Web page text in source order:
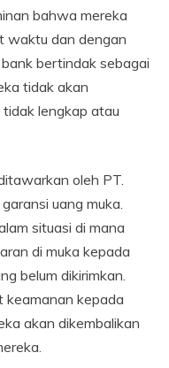
bahwa mereka
waktu dan dengan
bertindak sebagai
tidak akan
lengkap atau
oleh PT.
uang muka.
situasi di mana
di muka kepada
belum dikirimkan.
keamanan kepada
akan dikembalikan